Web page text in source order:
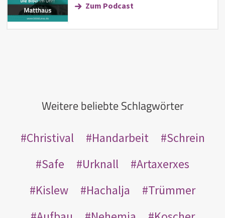
Zum Podcast
Weitere beliebte Schlagwörter
Christival Handarbeit
Schrein
Safe
Urknall
Artaxerxes
Kislew
Hachalja
Trümmer